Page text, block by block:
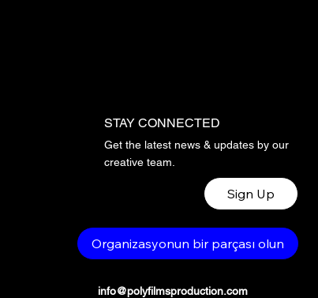
STAY CONNECTED
Get the latest news & updates by our
creative team.
Organizasyonun bir parçası olun
Sign Up
info@polyfilmsproduction.com